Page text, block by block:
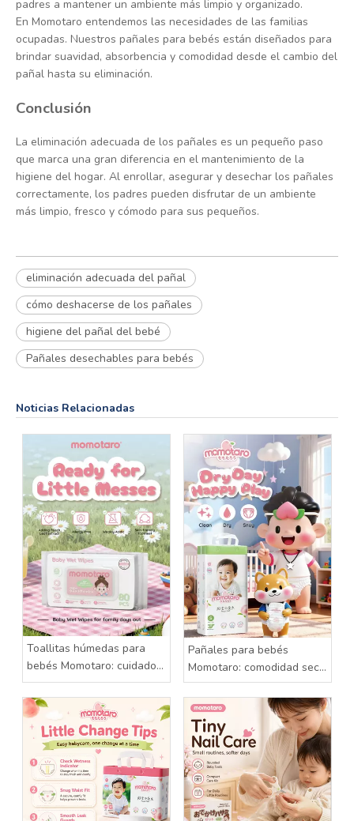
padres a mantener un ambiente más limpio y organizado.
En Momotaro entendemos las necesidades de las familias
ocupadas. Nuestros pañales para bebés están diseñados para
brindar suavidad, absorbencia y comodidad desde el cambio del
pañal hasta su eliminación.
Conclusión
La eliminación adecuada de los pañales es un pequeño paso
que marca una gran diferencia en el mantenimiento de la
higiene del hogar. Al enrollar, asegurar y desechar los pañales
correctamente, los padres pueden disfrutar de un ambiente
más limpio, fresco y cómodo para sus pequeños.
eliminación adecuada del pañal
cómo deshacerse de los pañales
higiene del pañal del bebé
Pañales desechables para bebés
Noticias Relacionadas
Toallitas húmedas para
bebés Momotaro: cuidado
suave para cada pequeño
desorden
Pañales para bebés
Momotaro: comodidad seca
para cada día feliz